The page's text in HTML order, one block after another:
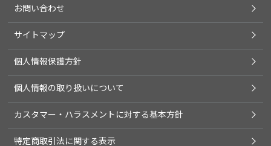
お問い合わせ
サイトマップ
個人情報保護方針
個人情報の取り扱いについて
カスタマー・ハラスメントに対する基本方針
特定商取引法に関する表示